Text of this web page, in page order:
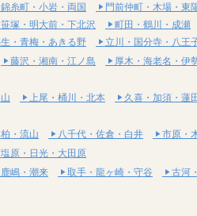
錦糸町・小岩・両国 門前仲町・木場・東
笹塚・明大前・下北沢 町田・鶴川・成瀬
・青梅・あきる野
立川・国分寺・八王
藤沢・湘南・江ノ島 厚木・海老名・伊
上尾・桶川・北本 久喜・加須・蓮
・流山 八千代・佐倉・白井 市原・
原・日光・大田原
嶋・潮来 取手・龍ヶ崎・守谷 古河